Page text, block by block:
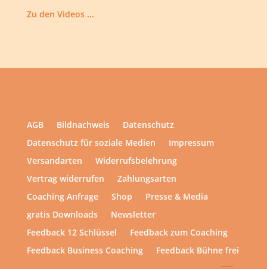
Zu den Videos …
AGB Bildnachweis
Datenschutz
Datenschutz für soziale Medien
Impressum
Versandarten
Widerrufsbelehrung
Vertrag widerrufen
Zahlungsarten
Coaching Anfrage
Shop
Presse & Media
gratis Downloads
Newsletter
Feedback 12 Schlüssel
Feedback zum Coaching
Feedback Business Coaching
Feedback Bühne frei